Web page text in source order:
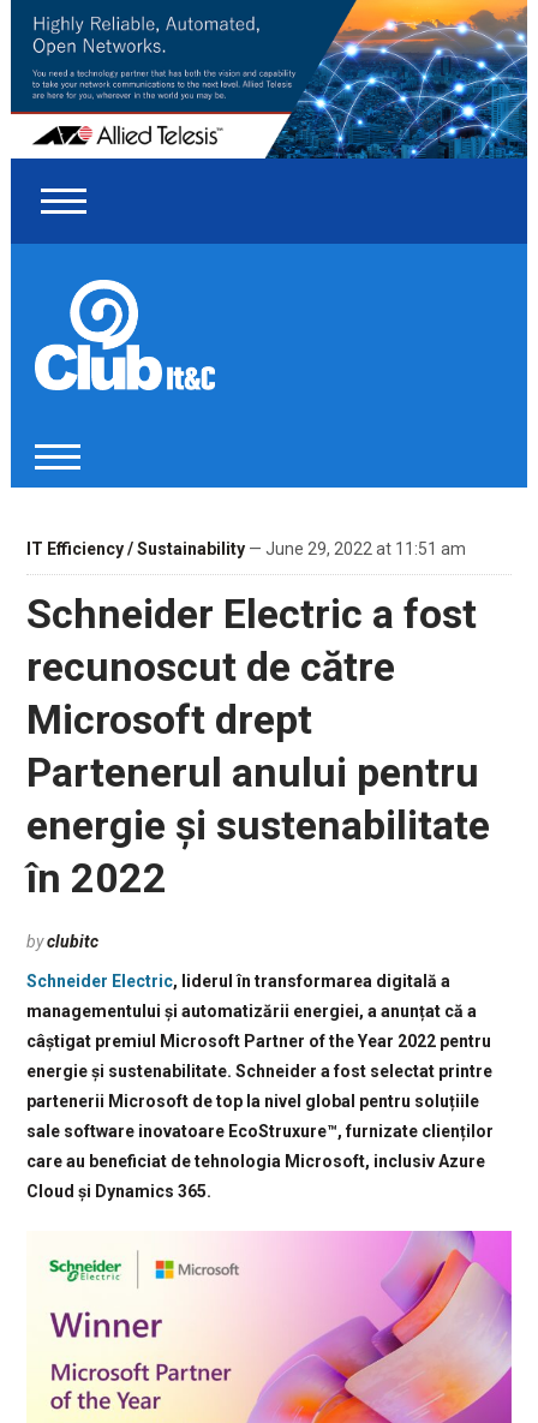
IT Efficiency / Sustainability— June 29, 2022 at 11:51 am
Schneider Electric a fost
recunoscut de către
Microsoft drept
Partenerul anului pentru
energie și sustenabilitate
în 2022
byclubitc
Schneider Electric, liderul în transformarea digitală a
managementului și automatizării energiei, a anunțat că a
câștigat premiul Microsoft Partner of the Year 2022 pentru
energie și sustenabilitate. Schneider a fost selectat printre
partenerii Microsoft de top la nivel global pentru soluțiile
sale software inovatoare EcoStruxure™, furnizate clienților
care au beneficiat de tehnologia Microsoft, inclusiv Azure
Cloud și Dynamics 365.